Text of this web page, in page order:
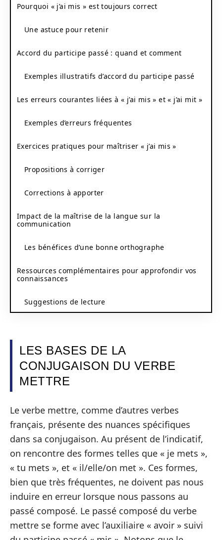
Pourquoi « j’ai mis » est toujours correct
Une astuce pour retenir
Accord du participe passé : quand et comment
Exemples illustratifs d’accord du participe passé
Les erreurs courantes liées à « j’ai mis » et « j’ai mit »
Exemples d’erreurs fréquentes
Exercices pratiques pour maîtriser « j’ai mis »
Propositions à corriger
Corrections à apporter
Impact de la maîtrise de la langue sur la
communication
Les bénéfices d’une bonne orthographe
Ressources complémentaires pour approfondir vos
connaissances
Suggestions de lecture
LES BASES DE LA
CONJUGAISON DU VERBE
METTRE
Le verbe mettre, comme d’autres verbes
français, présente des nuances spécifiques
dans sa conjugaison. Au présent de l’indicatif,
on rencontre des formes telles que « je mets »,
« tu mets », et « il/elle/on met ». Ces formes,
bien que très fréquentes, ne doivent pas nous
induire en erreur lorsque nous passons au
passé composé. Le passé composé du verbe
mettre se forme avec l’auxiliaire « avoir » suivi